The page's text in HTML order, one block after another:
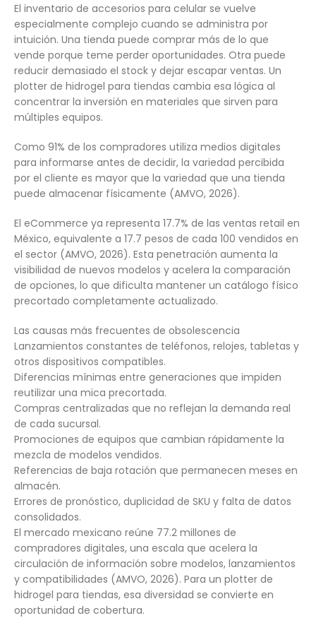
El inventario de accesorios para celular se vuelve
especialmente complejo cuando se administra por
intuición. Una tienda puede comprar más de lo que
vende porque teme perder oportunidades. Otra puede
reducir demasiado el stock y dejar escapar ventas. Un
plotter de hidrogel para tiendas cambia esa lógica al
concentrar la inversión en materiales que sirven para
múltiples equipos.
Como 91% de los compradores utiliza medios digitales
para informarse antes de decidir, la variedad percibida
por el cliente es mayor que la variedad que una tienda
puede almacenar físicamente (AMVO, 2026).
El eCommerce ya representa 17.7% de las ventas retail en
México, equivalente a 17.7 pesos de cada 100 vendidos en
el sector (AMVO, 2026). Esta penetración aumenta la
visibilidad de nuevos modelos y acelera la comparación
de opciones, lo que dificulta mantener un catálogo físico
precortado completamente actualizado.
Las causas más frecuentes de obsolescencia
Lanzamientos constantes de teléfonos, relojes, tabletas y
otros dispositivos compatibles.
Diferencias mínimas entre generaciones que impiden
reutilizar una mica precortada.
Compras centralizadas que no reflejan la demanda real
de cada sucursal.
Promociones de equipos que cambian rápidamente la
mezcla de modelos vendidos.
Referencias de baja rotación que permanecen meses en
almacén.
Errores de pronóstico, duplicidad de SKU y falta de datos
consolidados.
El mercado mexicano reúne 77.2 millones de
compradores digitales, una escala que acelera la
circulación de información sobre modelos, lanzamientos
y compatibilidades (AMVO, 2026). Para un plotter de
hidrogel para tiendas, esa diversidad se convierte en
oportunidad de cobertura.